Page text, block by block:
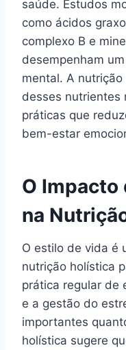
saúde. Estudos
como ácidos
complexo B e
desempenham
mental. A
desses nutrientes
práticas que
bem-estar
O Impacto
na
O estilo de vida é
nutrição holística
prática regular de
e a gestão do
importantes
holística sugere